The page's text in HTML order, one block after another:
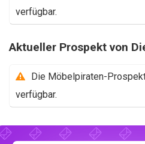
verfügbar.
Aktueller Prospekt von
Die Möbelpiraten-
verfügbar.